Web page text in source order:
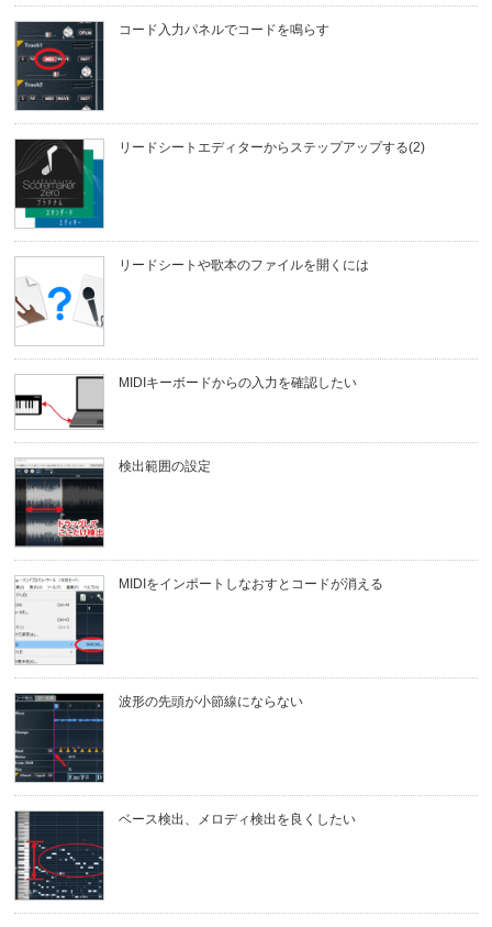
コード入力パネルでコードを鳴らす
リードシートエディターからステップアップする(2)
リードシートや歌本のファイルを開くには
MIDIキーボードからの入力を確認したい
検出範囲の設定
MIDIをインポートしなおすとコードが消える
波形の先頭が小節線にならない
ベース検出、メロディ検出を良くしたい